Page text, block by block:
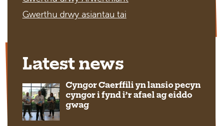
Gwerthu drwy asiantau tai
Latest news
Cyngor Caerffili yn lansio pecyn
cyngor i fynd i’r afael ag eiddo
gwag